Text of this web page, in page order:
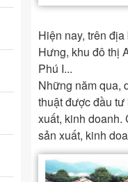
Hiện nay, trên
Hưng, khu đô thị
Phú I...
Những năm qua,
thuật được đầu
xuất, kinh doanh.
sản xuất, kinh